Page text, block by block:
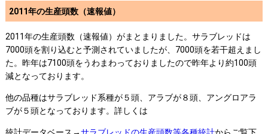
2011年の生産頭数（速報値）
2011年の生産頭数（速報値）がまとまりました。サラブレッドは
7000頭を割り込むと予測されていましたが、7000頭を若干超えまし
た。昨年は7100頭をうわまわっておりましたので昨年より約100頭
減となっております。
他の品種はサラブレッド系種が５頭、アラブが８頭、アングロアラ
ブが５頭となっております。詳しくは